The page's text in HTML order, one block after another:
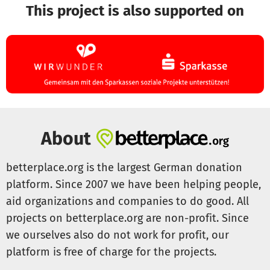
All dies verursacht immer wieder erneute
durch Spenden getragen werdenkönnen
vielfältigen Angebote
weiterhin aufrechterhalten werden
und vielen Interessenten wertvollen Nutzen geben
können, die sielesen, hören und weitergeben.
verlässlicher kann das segensreiche, vielfältige Angebot
Seien auch Sie dabei- und machen Sie es auch gerne
weiter bekannt!
Dafür sagen wir Ihnen hier schon:HERZLICHEN DANK ! ! !
im Namen aller Mitwirkenden sowie der breiten Leser- u.
Hörerschaft!
This project is also supported on
About
betterplace.org is the largest German donation
platform. Since 2007 we have been helping people,
aid organizations and companies to do good. All
projects on betterplace.org are non-profit. Since
we ourselves also do not work for profit, our
platform is free of charge for the projects.